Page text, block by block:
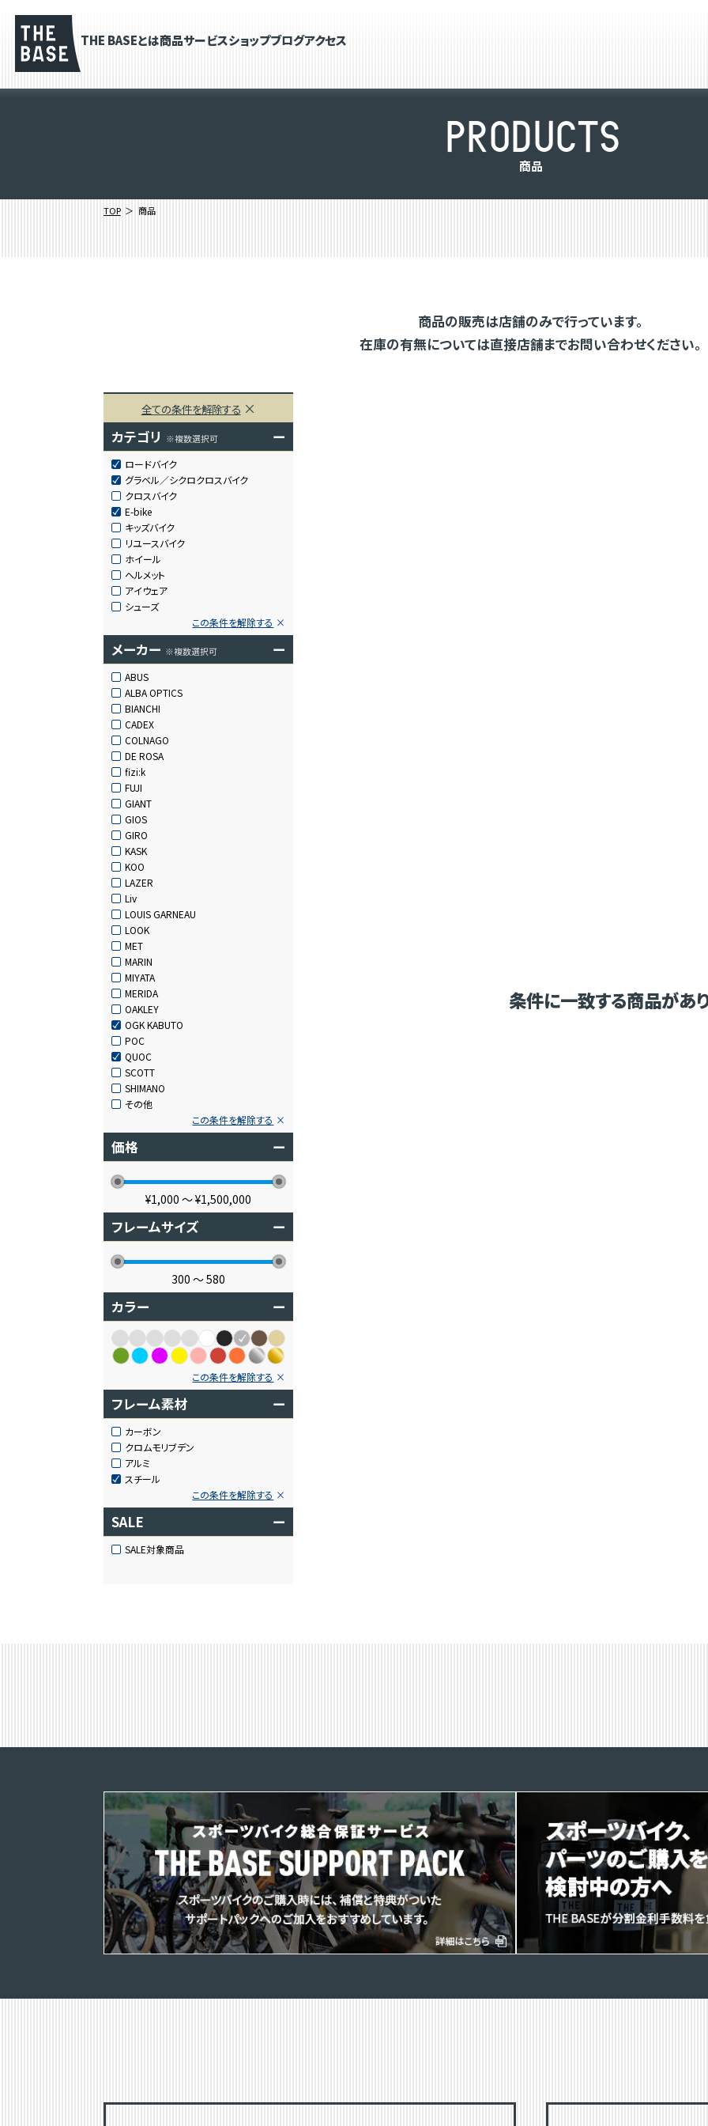
THE BASEとは商品サービスショップブログアクセス
PRODUCTS
商品
TOP 商品
商品の販売は店舗のみで行っています。
在庫の有無については直接店舗までお問い合わせください。
全ての条件を解除する
カテゴリ ※複数選択可 ー
ロードバイク
グラベル／シクロクロスバイク
クロスバイク
E-bike
キッズバイク
リユースバイク
ホイール
ヘルメット
アイウェア
シューズ
この条件を解除する
メーカー ※複数選択可 ー
ABUS
ALBA OPTICS
BIANCHI
CADEX
COLNAGO
DE ROSA
fizi:k
FUJI
GIANT
GIOS
GIRO
KASK
KOO
LAZER
Liv
LOUIS GARNEAU
LOOK
MET
MARIN
MIYATA
MERIDA
OAKLEY
OGK KABUTO
POC
QUOC
SCOTT
SHIMANO
その他
この条件を解除する
価格 ー
¥1,000 〜¥1,500,000
フレームサイズ ー
300 〜580
カラー ー
この条件を解除する
フレーム素材 ー
カーボン
クロムモリブデン
アルミ
スチール
この条件を解除する
SALE ー
SALE対象商品
条件に一致する商品があ